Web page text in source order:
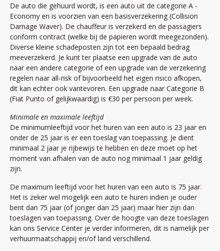
De auto die gehuurd wordt, is een auto uit de categorie A -
Economy en is voorzien van een basisverzekering (Collision
Damage Waver). De chauffeur is verzekerd en de passagiers
conform contract (welke bij de papieren wordt meegezonden).
Diverse kleine schadeposten zijn tot een bepaald bedrag
meeverzekerd. Je kunt ter plaatse een upgrade van de auto
naar een andere categorie of een upgrade van de verzekering
regelen naar all-risk of bijvoorbeeld het eigen risico afkopen,
dit kan echter ook vantevoren. Een upgrade naar Categorie B
(Fiat Punto of gelijkwaardig) is €30 per persoon per week.
Minimale en maximale leeftijd
De minimumleeftijd voor het huren van een auto is 23 jaar en
onder de 25 jaar is er een toeslag van toepassing. Je dient
minimaal 2 jaar je rijbewijs te hebben en deze moet op het
moment van afhalen van de auto nog minimaal 1 jaar geldig
zijn.
De maximum leeftijd voor het huren van een auto is 75 jaar.
Het is zeker wel mogelijk een auto te huren indien je ouder
bent dan 75 jaar (of jonger dan 25 jaar) maar hier zijn dan
toeslagen van toepassing. Over de hoogte van deze toeslagen
kan ons Service Center je verder informeren, dit is namelijk per
verhuurmaatschappij en/of land verschillend.